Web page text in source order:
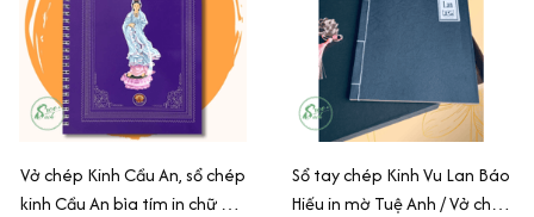
Vở chép Kinh Cầu An, sổ chép
kinh Cầu An bìa tím in chữ mờ
Sổ tay chép Kinh Vu Lan Báo
Hiếu in mờ Tuệ Anh / Vở chép